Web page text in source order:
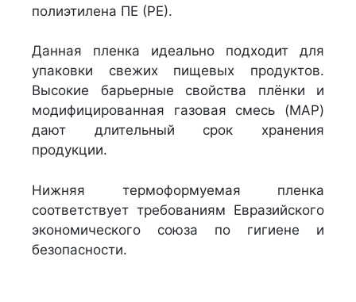
полиэтилена ПЕ (РЕ).
Данная пленка идеально подходит для
упаковки свежих пищевых продуктов.
Высокие барьерные свойства плёнки и
модифицированная газовая смесь (MAP)
дают длительный срок хранения
продукции.
Нижняя термоформуемая пленка
соответствует требованиям Евразийского
экономического союза по гигиене и
безопасности.